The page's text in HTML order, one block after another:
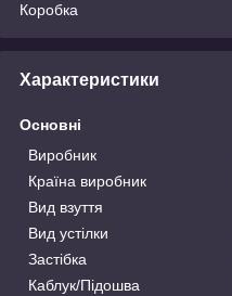
Коробка
Характеристики
Основні
Виробник
Країна виробник
Вид взуття
Вид устілки
Застібка
Каблук/Підошва